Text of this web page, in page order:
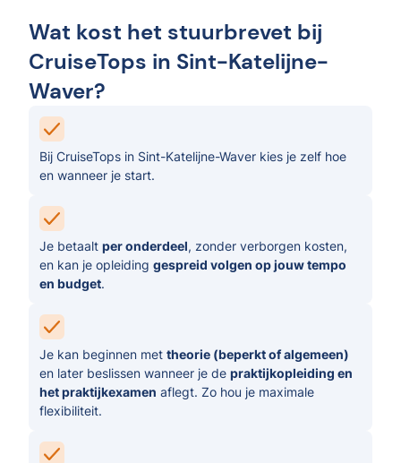
Wat kost het stuurbrevet bij
CruiseTops in Sint-Katelijne-
Waver?
Bij CruiseTops in Sint-Katelijne-Waver kies je zelf hoe
en wanneer je start.
Je betaalt per onderdeel, zonder verborgen kosten,
en kan je opleiding gespreid volgen op jouw tempo
en budget.
Je kan beginnen met theorie (beperkt of algemeen)
en later beslissen wanneer je de praktijkopleiding en
het praktijkexamen aflegt. Zo hou je maximale
flexibiliteit.